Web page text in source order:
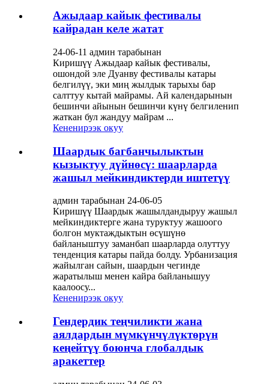
Ажыдаар кайык фестивалы
кайрадан келе жатат
24-06-11 админ тарабынан
Киришүү Ажыдаар кайык фестивалы,
ошондой эле Дуанву фестивалы катары
белгилүү, эки миң жылдык тарыхы бар
салттуу кытай майрамы. Ай календарынын
бешинчи айынын бешинчи күнү белгиленип
жаткан бул жандуу майрам ...
Кененирээк окуу
Шаардык багбанчылыктын
кызыктуу дүйнөсү: шаарларда
жашыл мейкиндиктерди иштетүү
админ тарабынан 24-06-05
Киришүү Шаардык жашылдандыруу жашыл
мейкиндиктерге жана туруктуу жашоого
болгон муктаждыктын өсүшүнө
байланыштуу заманбап шаарларда олуттуу
тенденция катары пайда болду. Урбанизация
жайылган сайын, шаардын чегинде
жаратылыш менен кайра байланышуу
каалоосу...
Кененирээк окуу
Гендердик теңчиликти жана
аялдардын мүмкүнчүлүктөрүн
кеңейтүү боюнча глобалдык
аракеттер